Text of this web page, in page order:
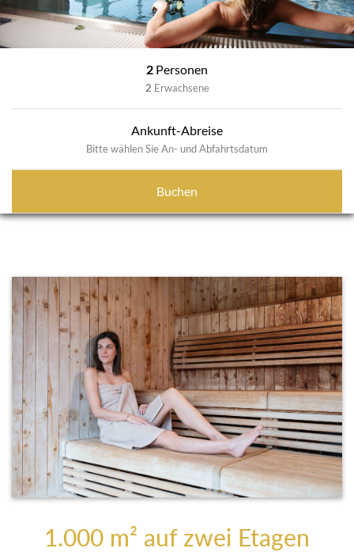
2 Personen
2 Erwachsene
Ankunft-Abreise
Bitte wählen Sie An- und Abfahrtsdatum
Buchen
1.000 m² auf zwei Etagen